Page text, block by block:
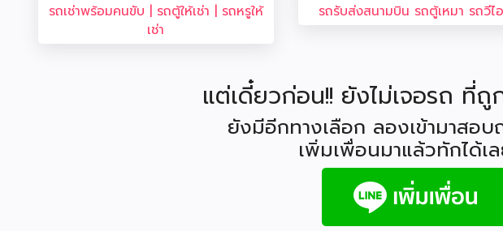
รถเช่าพร้อมคนขับ | รถตู้ให้เช่า | รถหรูให้
เช่า
รถรับส่งสนามบิน รถตู้เหมา รถวีไ
แต่เดี๋ยวก่อน!! ยังไม่เจอรถ ที่ถูก
ยังมีอีกทางเลือก ลองเข้ามาสอบ
เพิ่มเพื่อนมาแล้วทักได้เ